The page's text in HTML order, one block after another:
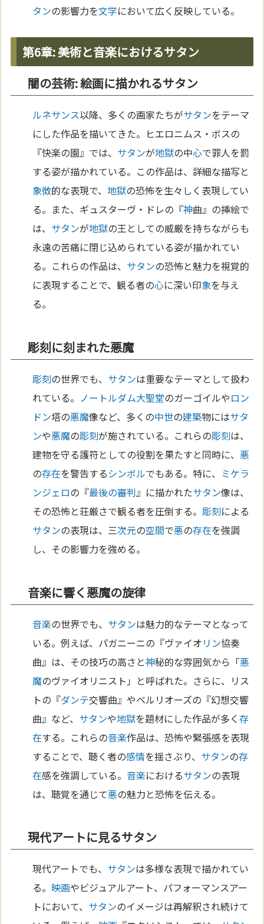
タンの影響力を文学において広く反映している。
第6章: 美術と音楽におけるサタン
闇の芸術: 絵画に描かれるサタン
ルネサンス以降、多くの画家たちがサタンをテーマ
にした作品を描いてきた。ヒエロニムス・ボスの
『快楽の園』では、 サタンが地獄の中心で罪人を罰
する姿が描かれている。この作品は、詳細な描写と
象徴的な表現で、地獄の恐怖を生々しく表現してい
る。また、ギュスターヴ・ドレの『神曲』の挿絵で
は、 サタンが地獄の王としての威厳を持ちながらも
永遠の苦痛に閉じ込められている姿が描かれてい
る。これらの作品は、 サタンの恐怖と魅力を視覚的
に表現することで、観る者の心に深い印象を与え
る。
彫刻に刻まれた悪魔
彫刻の世界でも、 サタンは重要なテーマとして扱わ
れている。 ノートルダム大聖堂のガーゴイルやロン
ドン塔の悪魔像など、多くの中世の建築物にはサタ
ンや悪魔の彫刻が施されている。これらの彫刻は、
建物を守る護符としての役割を果たすと同時に、悪
の存在を警告するシンボルでもある。特に、 ミケラ
ンジェロの『最後の審判』に描かれたサタン像は、
その恐怖と荘厳さで観る者を圧倒する。 彫刻による
サタンの表現は、三次元の空間で悪の存在を強調
し、その影響力を強める。
音楽に響く悪魔の旋律
音楽の世界でも、 サタンは魅力的なテーマとなって
いる。例えば、パガニーニの『ヴァイオリン協奏
曲』は、その技巧の高さと神秘的な雰囲気から「悪
魔のヴァイオリニスト」と呼ばれた。さらに、リス
トの『ダンテ交響曲』やベルリオーズの『幻想交響
曲』など、 サタンや地獄を題材にした作品が多く存
在する。これらの音楽作品は、恐怖や緊張感を表現
することで、聴く者の感情を揺さぶり、 サタンの存
在感を強調している。音楽におけるサタンの表現
は、聴覚を通じて悪の魅力と恐怖を伝える。
現代アートに見るサタン
現代アートでも、 サタンは多様な表現で描かれてい
る。 映画やビジュアルアート、パフォーマンスアー
トにおいて、 サタンのイメージは再解釈され続けて